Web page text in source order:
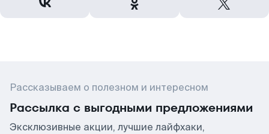
Рассказываем о полезном и интересном
Рассылка с выгодными предложениями
Эксклюзивные акции, лучшие лайфхаки,